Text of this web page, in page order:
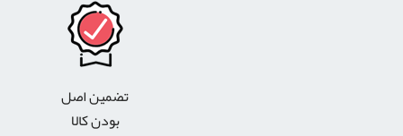
تضمین اصل
بودن کالا